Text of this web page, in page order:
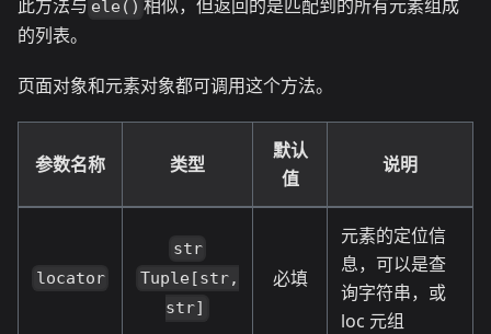
此方法与 ele() 相似，但返回的是匹配到的所有元素组成
的列表。
页面对象和元素对象都可调用这个方法。
参数名称 类型
默认
值
说明
locator
str
Tuple[str,
str]
必填
元素的定位信
息，可以是查
询字符串，或
loc 元组